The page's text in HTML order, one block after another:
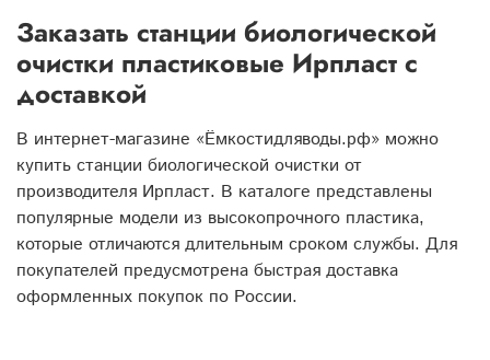
Заказать станции биологической
очистки пластиковые Ирпласт с
доставкой
В интернет-магазине «Ёмкостидляводы.рф» можно
купить станции биологической очистки от
производителя Ирпласт. В каталоге представлены
популярные модели из высокопрочного пластика,
которые отличаются длительным сроком службы. Для
покупателей предусмотрена быстрая доставка
оформленных покупок по России.